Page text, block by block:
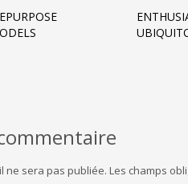
ne sera pas publiée. Les champs